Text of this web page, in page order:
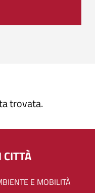
trovata.
CITTÀ
E MOBILITÀ